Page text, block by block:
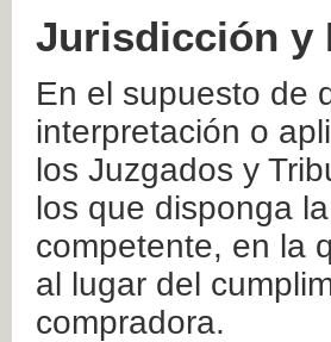
Jurisdicción y
En el supuesto de
interpretación o
los Juzgados y
los que disponga
competente, en la
al lugar del
compradora.